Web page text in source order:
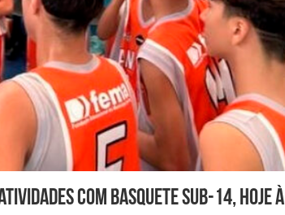
com basquete sub-14, hoje à